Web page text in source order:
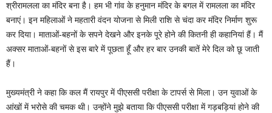
श्रीरामलला का मंदिर बना है। हम भी गांव के हनुमान मंदिर के बगल में रामलला का मंदिर
बनाएं। इन महिलाओं ने महतारी वंदन योजना से मिली राशि से चंदा कर मंदिर निर्माण शुरू
कर दिया। माताओं-बहनों के सपने देखने और इनके पूरे होने की कितनी ही कहानियां हैं। मैं
अक्सर माताओं-बहनों से इस बारे में पूछता हूँ और हर बार उनकी बातें मेरे दिल को छू जाती
हैं।
मुख्यमंत्री ने कहा कि कल मैं रायपुर में पीएससी परीक्षा के टापर्स से मिला। उन युवाओं के
आंखों में भरोसे की चमक थी। उन्होंने मुझे बताया कि पीएससी परीक्षा में गड़बड़ियां होने की